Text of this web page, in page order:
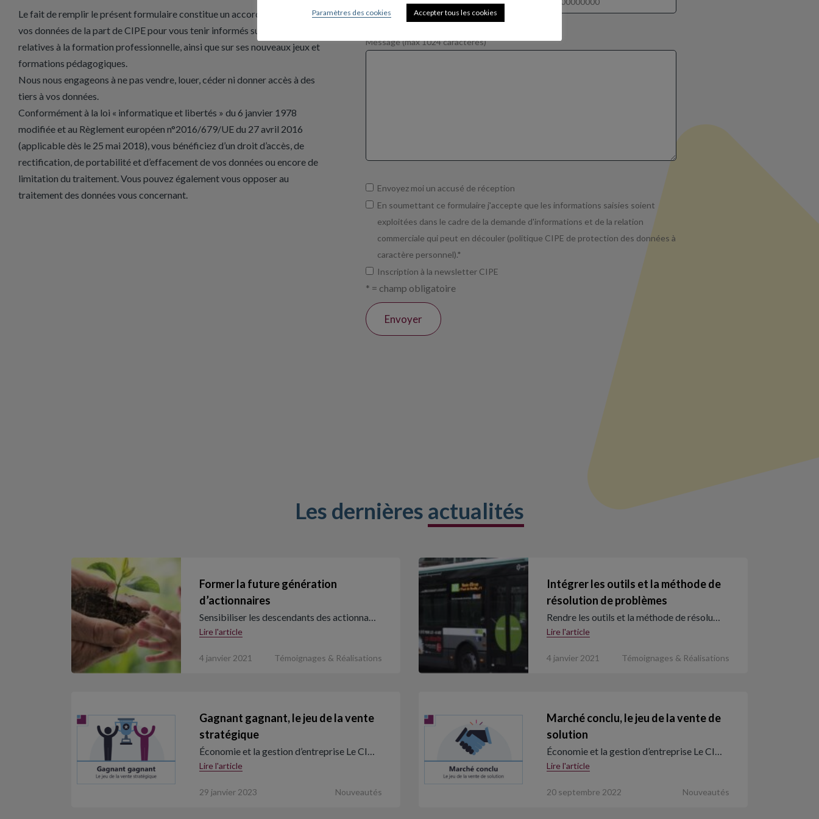
Le fait de remplir le présent formulaire constitue un accord à l’utilisation de
vos données de la part de CIPE pour vous tenir informés sur des actualités
relatives à la formation professionnelle, ainsi que sur ses nouveaux jeux et
formations pédagogiques.
Nous nous engageons à ne pas vendre, louer, céder ni donner accès à des
tiers à vos données.
Conformément à la loi « informatique et libertés » du 6 janvier 1978
modifiée et au Règlement européen n°2016/679/UE du 27 avril 2016
(applicable dès le 25 mai 2018), vous bénéficiez d’un droit d’accès, de
rectification, de portabilité et d’effacement de vos données ou encore de
limitation du traitement. Vous pouvez également vous opposer au
traitement des données vous concernant.
Message (max 1024 caractères)
Envoyez moi un accusé de réception
En soumettant ce formulaire j'accepte que les informations saisies soient
exploitées dans le cadre de la demande d'informations et de la relation
commerciale qui peut en découler (politique CIPE de protection des données à
caractère personnel).*
Inscription à la newsletter CIPE
* = champ obligatoire
Les dernières actualités
Former la future génération
d’actionnaires
Sensibiliser les descendants des actionna…
Lire l'article
4 janvier 2021 Témoignages & Réalisations
Intégrer les outils et la méthode de
résolution de problèmes
Rendre les outils et la méthode de résolu…
Lire l'article
4 janvier 2021 Témoignages & Réalisations
Gagnant gagnant, le jeu de la vente
stratégique
Économie et la gestion d’entreprise Le CI…
Lire l'article
29 janvier 2023 Nouveautés
Marché conclu, le jeu de la vente de
solution
Économie et la gestion d’entreprise Le CI…
Lire l'article
20 septembre 2022 Nouveautés
Paramètres des cookies Accepter tous les cookies